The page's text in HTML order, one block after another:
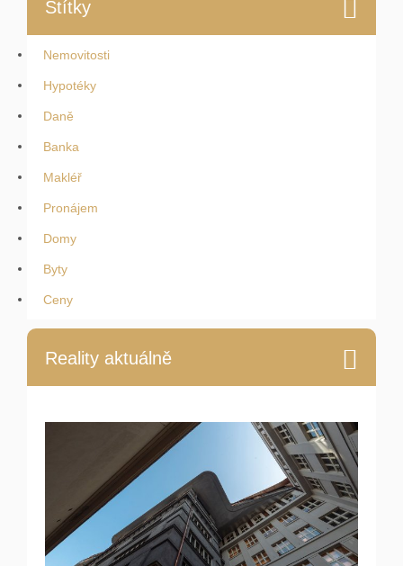
Štítky
Nemovitosti
Hypotéky
Daně
Banka
Makléř
Pronájem
Domy
Byty
Ceny
Reality aktuálně